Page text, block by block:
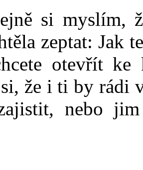
si myslím,
zeptat: Jak
otevřít
že i ti by rádi
nebo